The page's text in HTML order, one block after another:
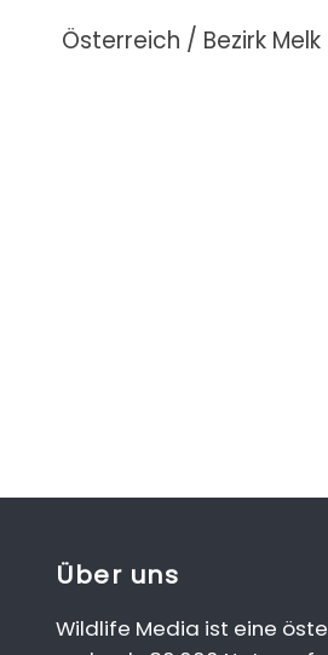
Österreich / Bezirk Melk
Über uns
Wildlife Media ist eine